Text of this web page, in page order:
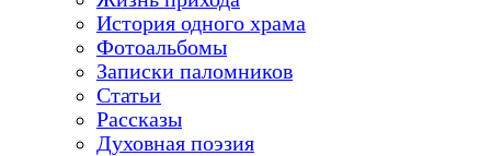
История одного храма
Фотоальбомы
Записки паломников
Статьи
Рассказы
Духовная поэзия